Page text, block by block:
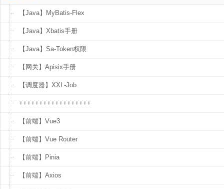
【Java】MyBatis-Flex
【Java】Xbatis手册
【Java】Sa-Token权限
【网关】Apisix手册
【调度器】XXL-Job
++++++++++++++++++
【前端】Vue3
【前端】Vue Router
【前端】Pinia
【前端】Axios